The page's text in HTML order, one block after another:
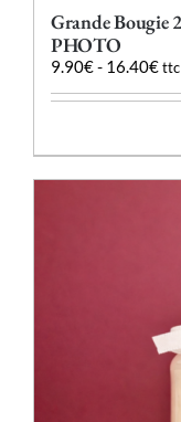
Grande Bougie
PHOTO
9.90€- 16.40€ ttc